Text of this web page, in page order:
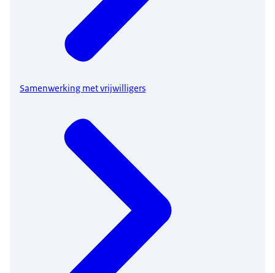
Samenwerking met vrijwilligers